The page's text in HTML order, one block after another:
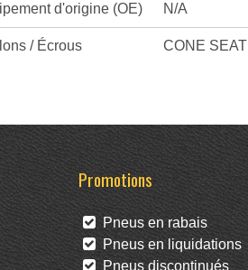
d'origine (OE) N/A
/ Écrous CONE SEAT
Promotions
Pneus en rabais
Pneus en liquidations
Pneus discontinués